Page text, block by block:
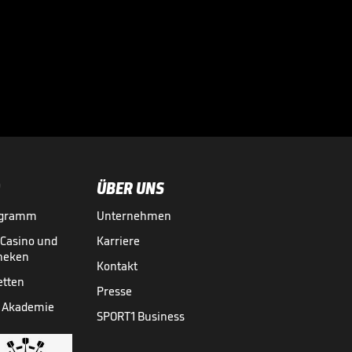
und
Akademie
ÜBER UNS
Unternehmen
Karriere
Kontakt
Presse
SPORT1 Business